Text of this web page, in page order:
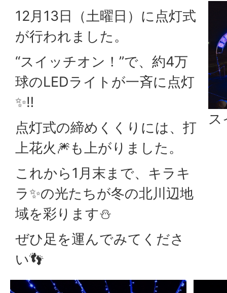
ス
12月13日（土曜日）に点灯式
が行われました。
“スイッチオン！”で、約4万
球のLEDライトが一斉に点灯
✨‼
点灯式の締めくくりには、打
上花火🎆も上がりました。
これから1月末まで、キラキ
ラ✨の光たちが冬の北川辺地
域を彩ります⛄
ぜひ足を運んでみてくださ
い👣